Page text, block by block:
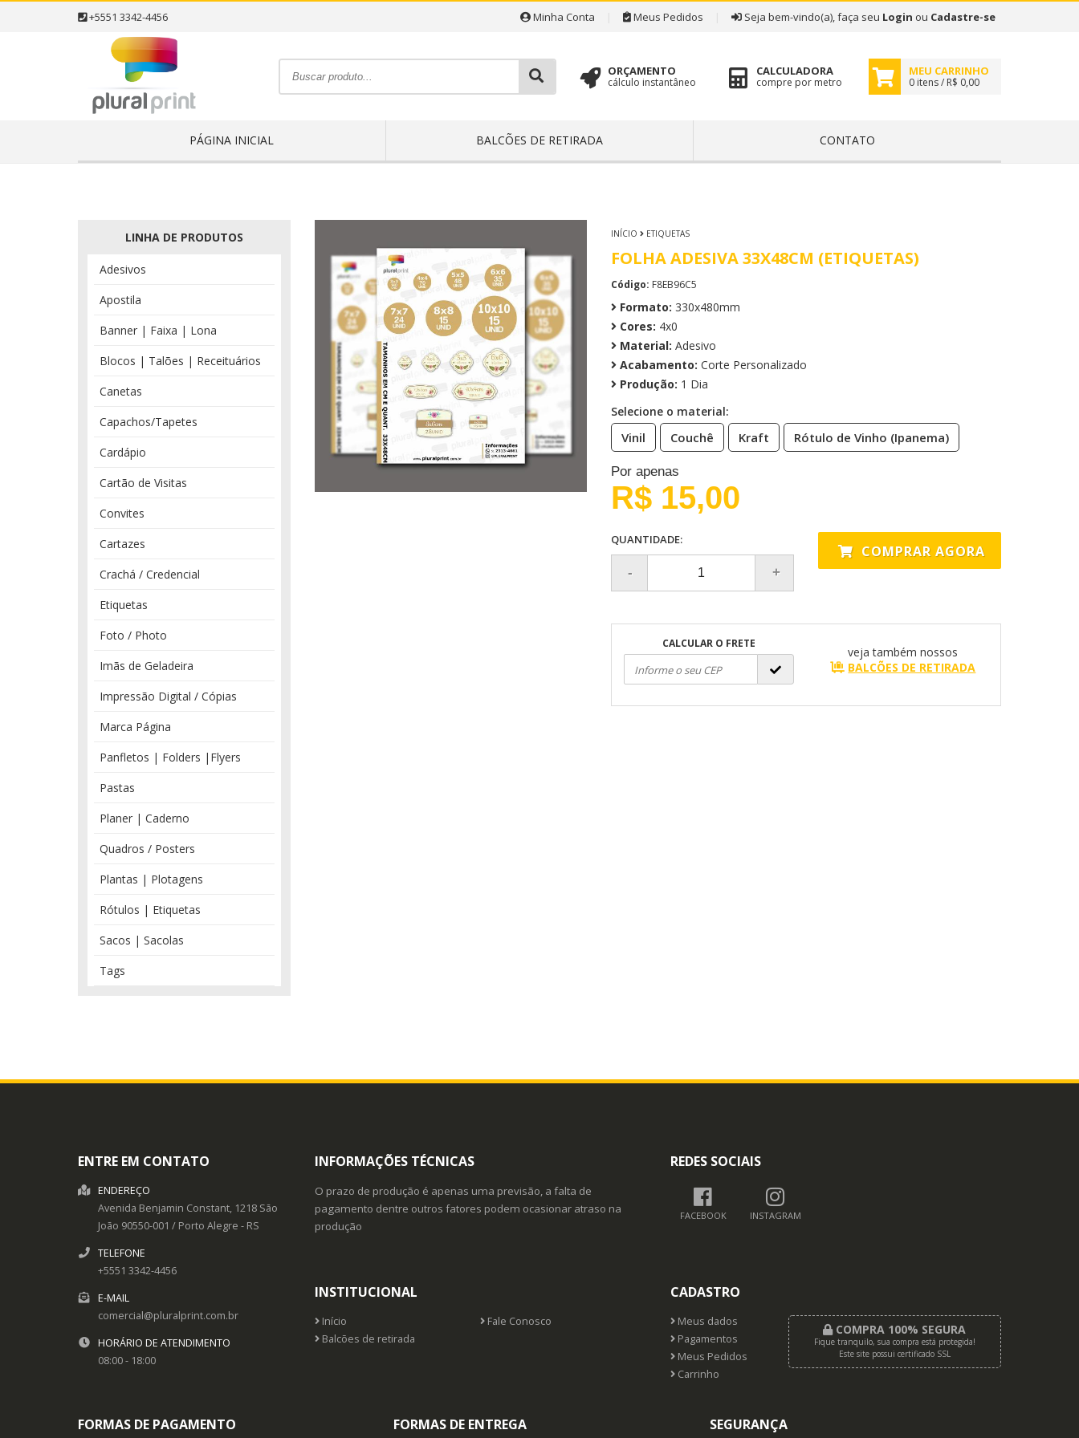
+5551 3342-4456 Minha Conta Meus Pedidos Seja bem-vindo(a), faça seu Login ou Cadastre-se
ORÇAMENTO
cálculo instantâneo
CALCULADORA
compre por metro
MEU CARRINHO
0 itens / R$ 0,00
PÁGINA INICIAL BALCÕES DE RETIRADA CONTATO
LINHA DE PRODUTOS
Adesivos
Apostila
Banner | Faixa | Lona
Blocos | Talões | Receituários
Canetas
Capachos/Tapetes
Cardápio
Cartão de Visitas
Convites
Cartazes
Crachá / Credencial
Etiquetas
Foto / Photo
Imãs de Geladeira
Impressão Digital / Cópias
Marca Página
Panfletos | Folders |Flyers
Pastas
Planer | Caderno
Quadros / Posters
Plantas | Plotagens
Rótulos | Etiquetas
Sacos | Sacolas
Tags
INÍCIO ETIQUETAS
FOLHA ADESIVA 33X48CM (ETIQUETAS)
Código: F8EB96C5
Formato: 330x480mm
Cores: 4x0
Material: Adesivo
Acabamento: Corte Personalizado
Produção: 1 Dia
Selecione o material:
Vinil Couchê Kraft Rótulo de Vinho (Ipanema)
Por apenas
R$ 15,00
QUANTIDADE:
COMPRAR AGORA
CALCULAR O FRETE
veja também nossos
BALCÕES DE RETIRADA
ENTRE EM CONTATO
ENDEREÇO
Avenida Benjamin Constant, 1218 São
João 90550-001 / Porto Alegre - RS
TELEFONE
+5551 3342-4456
E-MAIL
comercial@pluralprint.com.br
HORÁRIO DE ATENDIMENTO
08:00 - 18:00
INFORMAÇÕES TÉCNICAS
O prazo de produção é apenas uma previsão, a falta de
pagamento dentre outros fatores podem ocasionar atraso na
produção
REDES SOCIAIS
FACEBOOK INSTAGRAM
INSTITUCIONAL
Início
Fale Conosco
Balcões de retirada
CADASTRO
Meus dados
Pagamentos
Meus Pedidos
Carrinho
COMPRA 100% SEGURA
Fique tranquilo, sua compra está protegida!
Este site possui certificado SSL
FORMAS DE PAGAMENTO FORMAS DE ENTREGA SEGURANÇA